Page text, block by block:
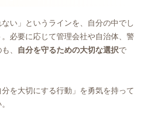
ない」というラインを、自分の中でし
必要に応じて管理会社や自治体、警
、
自分を守るための大切な選択で
を大切にする行動」を勇気を持って